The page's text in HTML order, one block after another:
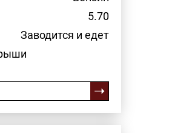
5.70
Заводится и едет